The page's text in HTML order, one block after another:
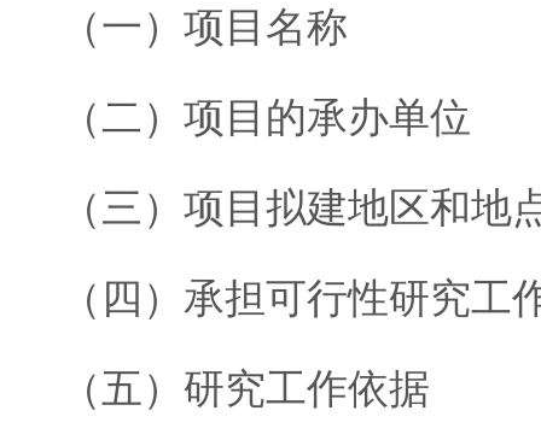
（一）项目名称
（二）项目的承办单位
（三）项目拟建地区和地
（四）承担可行性研究工
（五）研究工作依据